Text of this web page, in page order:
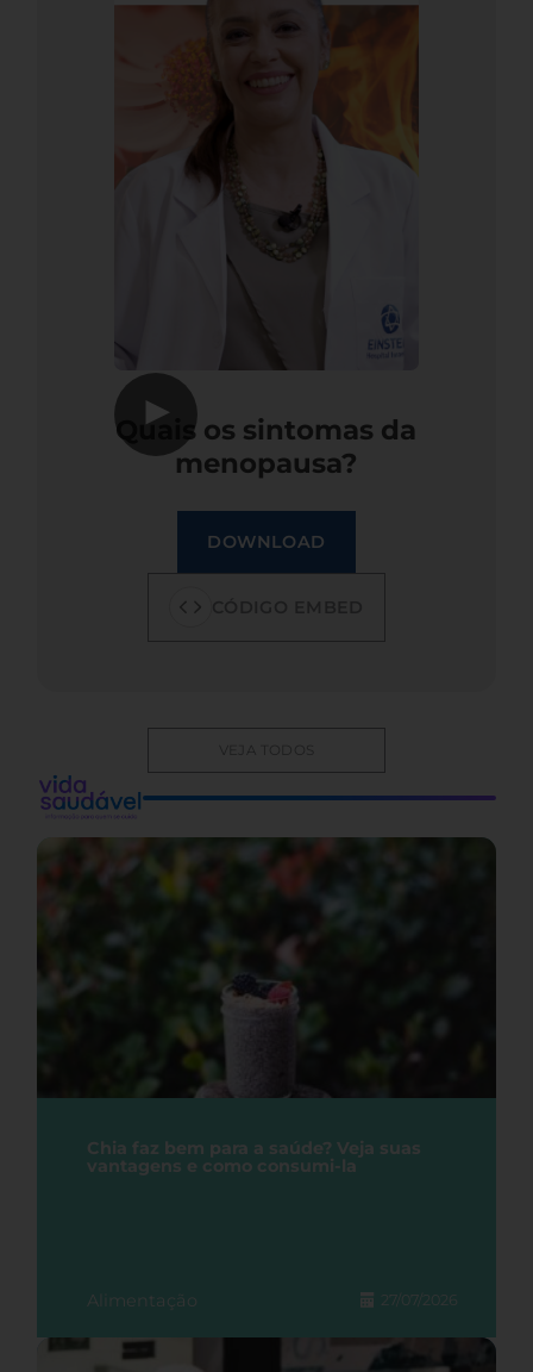
▶
Quais os sintomas da
menopausa?
DOWNLOAD
VEJA TODOS
Chia faz bem para a saúde? Veja suas
vantagens e como consumi-la
Alimentação 27/07/2026